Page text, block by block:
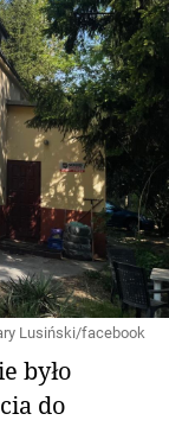
Lusiński/facebook
było
do